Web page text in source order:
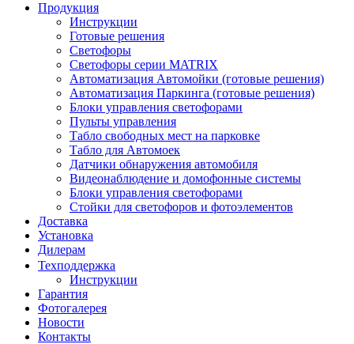
Продукция
Инструкции
Готовые решения
Светофоры
Светофоры серии MATRIX
Автоматизация Автомойки (готовые решения)
Автоматизация Паркинга (готовые решения)
Блоки управления светофорами
Пульты управления
Табло свободных мест на парковке
Табло для Автомоек
Датчики обнаружения автомобиля
Видеонаблюдение и домофонные системы
Блоки управления светофорами
Стойки для светофоров и фотоэлементов
Доставка
Установка
Дилерам
Техподдержка
Инструкции
Гарантия
Фотогалерея
Новости
Контакты